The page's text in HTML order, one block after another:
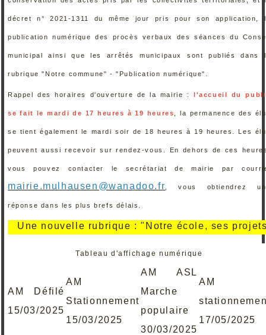
décret n° 2021-1311 du même jour pris pour son application,
publication numérique des procès verbaux des séances du
municipal ainsi que les arrêtés municipaux sont publiés dans
rubrique "Notre commune" - "Publication numérique".
Rappel des horaires d'ouverture de la mairie : l'accueil du
se fait le mardi de 17 heures à 19 heures , la permanence des
se tient également le mardi soir de 18 heures à 19 heures. Les
peuvent aussi recevoir sur rendez-vous. En dehors de ces
vous pouvez contacter le secrétariat de mairie par
mairie.mulhausen@wanadoo.fr , vous obtiendrez
réponse dans les plus brefs délais.
nouvelle rubrique : "Notre école, ses projets,
Tableau d'affichage numérique
AM Défilé
15/03/2025
AM
Stationnement
15/03/2025
AM ASL
Marche
populaire
30/03/2025
AM
17/05/2025